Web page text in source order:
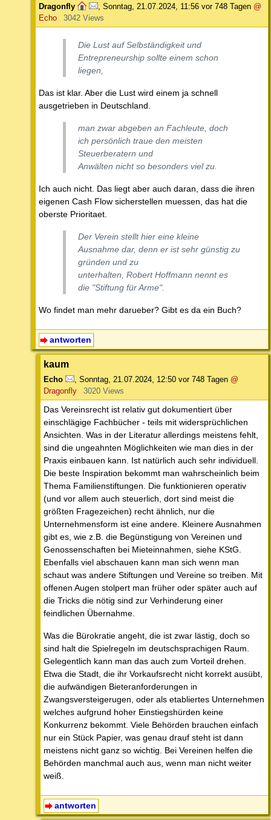
Dragonfly Sonntag, 21.07.2024, 11:56 vor 748 Tagen @
Echo
3042 Views
Die Lust auf Selbständigkeit und
Entrepreneurship sollte einem schon
liegen,
Das ist klar. Aber die Lust wird einem ja schnell
ausgetrieben in Deutschland.
man zwar abgeben an Fachleute, doch
ich persönlich traue den meisten
Steuerberatern und
Anwälten nicht so besonders viel zu.
Ich auch nicht. Das liegt aber auch daran, dass die ihren
eigenen Cash Flow sicherstellen muessen, das hat die
oberste Prioritaet.
Der Verein stellt hier eine kleine
Ausnahme dar, denn er ist sehr günstig zu
gründen und zu
unterhalten, Robert Hoffmann nennt es
die "Stiftung für Arme".
Wo findet man mehr darueber? Gibt es da ein Buch?
antworten
kaum
Echo Sonntag, 21.07.2024, 12:50 vor 748 Tagen @
Dragonfly
3020 Views
Das Vereinsrecht ist relativ gut dokumentiert über
einschlägige Fachbücher - teils mit widersprüchlichen
Ansichten. Was in der Literatur allerdings meistens fehlt,
sind die ungeahnten Möglichkeiten wie man dies in der
Praxis einbauen kann. Ist natürlich auch sehr individuell.
Die beste Inspiration bekommt man wahrscheinlich beim
Thema Familienstiftungen. Die funktionieren operativ
(und vor allem auch steuerlich, dort sind meist die
größten Fragezeichen) recht ähnlich, nur die
Unternehmensform ist eine andere. Kleinere Ausnahmen
gibt es, wie z.B. die Begünstigung von Vereinen und
Genossenschaften bei Mieteinnahmen, siehe KStG.
Ebenfalls viel abschauen kann man sich wenn man
schaut was andere Stiftungen und Vereine so treiben. Mit
offenen Augen stolpert man früher oder später auch auf
die Tricks die nötig sind zur Verhinderung einer
feindlichen Übernahme.
Was die Bürokratie angeht, die ist zwar lästig, doch so
sind halt die Spielregeln im deutschsprachigen Raum.
Gelegentlich kann man das auch zum Vorteil drehen.
Etwa die Stadt, die ihr Vorkaufsrecht nicht korrekt ausübt,
die aufwändigen Bieteranforderungen in
Zwangsversteigerugen, oder als etabliertes Unternehmen
welches aufgrund hoher Einstiegshürden keine
Konkurrenz bekommt. Viele Behörden brauchen einfach
nur ein Stück Papier, was genau drauf steht ist dann
meistens nicht ganz so wichtig. Bei Vereinen helfen die
Behörden manchmal auch aus, wenn man nicht weiter
weiß.
antworten